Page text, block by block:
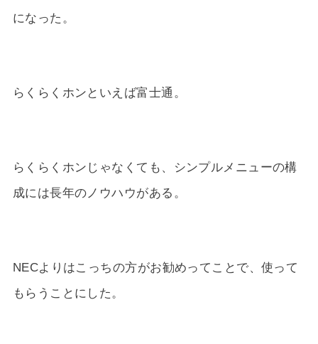
になった。
らくらくホンといえば富士通。
らくらくホンじゃなくても、シンプルメニューの構
成には長年のノウハウがある。
NECよりはこっちの方がお勧めってことで、使って
もらうことにした。